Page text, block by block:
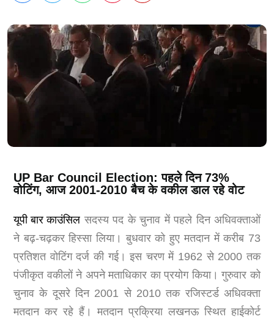
UP Bar Council Election: पहले दिन 73%
वोटिंग, आज 2001-2010 बैच के वकील डाल रहे वोट
यूपी बार काउंसिल सदस्य पद के चुनाव में पहले दिन अधिवक्ताओं
ने बढ़-चढ़कर हिस्सा लिया। बुधवार को हुए मतदान में करीब 73
प्रतिशत वोटिंग दर्ज की गई। इस चरण में 1962 से 2000 तक
पंजीकृत वकीलों ने अपने मताधिकार का प्रयोग किया। गुरुवार को
चुनाव के दूसरे दिन 2001 से 2010 तक रजिस्टर्ड अधिवक्ता
मतदान कर रहे हैं। मतदान प्रक्रिया लखनऊ स्थित हाईकोर्ट